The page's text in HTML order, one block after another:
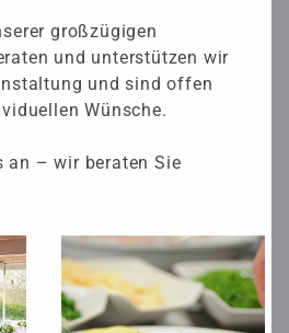
großzügigen
und unterstützen wir
und sind offen
Wünsche.
an – wir beraten Sie